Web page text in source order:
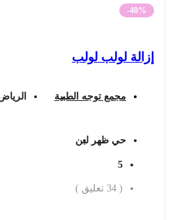
-40%
إزالة لولب لولب
مجمع توجه الطبية الرياض
حي ظهر لبن
34 تعليق )